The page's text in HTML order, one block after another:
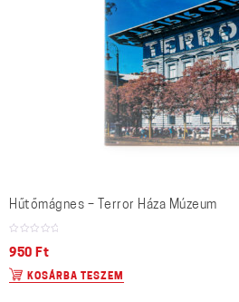
Hűtőmágnes – Terror Háza Múzeum
950 Ft
KOSÁRBA TESZEM